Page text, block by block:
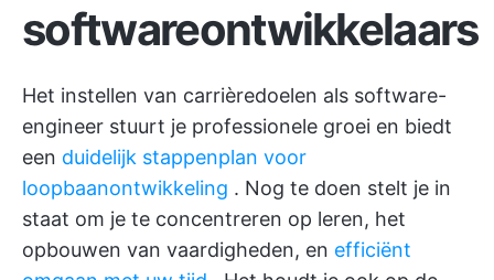
softwareontwikkelaars
Het instellen van carrièredoelen als software-
engineer stuurt je professionele groei en biedt
een duidelijk stappenplan voor
loopbaanontwikkeling . Nog te doen stelt je in
staat om je te concentreren op leren, het
opbouwen van vaardigheden, en efficiënt